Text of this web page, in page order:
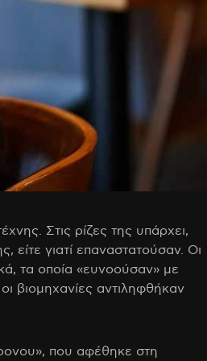
Στις ρίζες της υπάρχει,
είτε γιατί επαναστατούσαν. Οι
τα οποία «ευνοούσαν» με
βιομηχανίες αντιληφθήκαν
που αφέθηκε στη